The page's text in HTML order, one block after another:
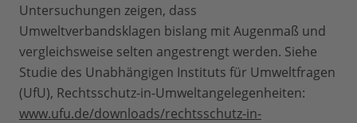
Untersuchungen zeigen, dass
Umweltverbandsklagen bislang mit Augenmaß und
vergleichsweise selten angestrengt werden. Siehe
Studie des Unabhängigen Instituts für Umweltfragen
(UfU), Rechtsschutz-in-Umweltangelegenheiten:
www.ufu.de/downloads/rechtsschutz-in-